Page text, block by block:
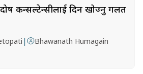
दोष कन्सल्टेन्सीलाई दिन खोज्नु गलत
| Bhawanath Humagain